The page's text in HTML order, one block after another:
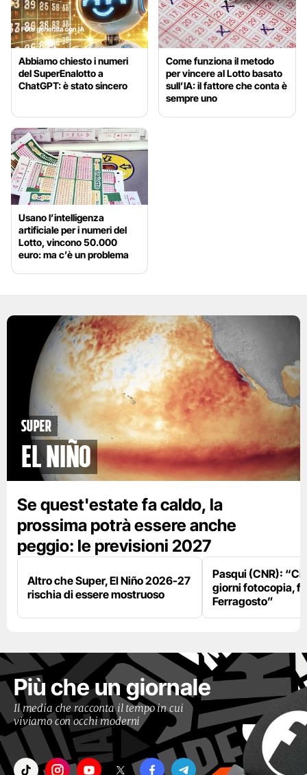
Abbiamo chiesto i numeri
del SuperEnalotto a
ChatGPT: è stato sincero
Come funziona il metodo
per vincere al Lotto basato
sull’IA: il fattore che conta è
sempre uno
Usano l’intelligenza
artificiale per i numeri del
Lotto, vincono 50.000
euro: ma c’è un problema
Super
El Niño
Se quest'estate fa caldo, la
prossima potrà essere anche
peggio: le previsioni 2027
Altro che Super, El Niño 2026-27
rischia di essere mostruoso
Pasqui (CNR):
giorni fotocopia,
Ferragosto”
Più che un giornale
Il media che racconta il tempo in cui
viviamo con occhi moderni